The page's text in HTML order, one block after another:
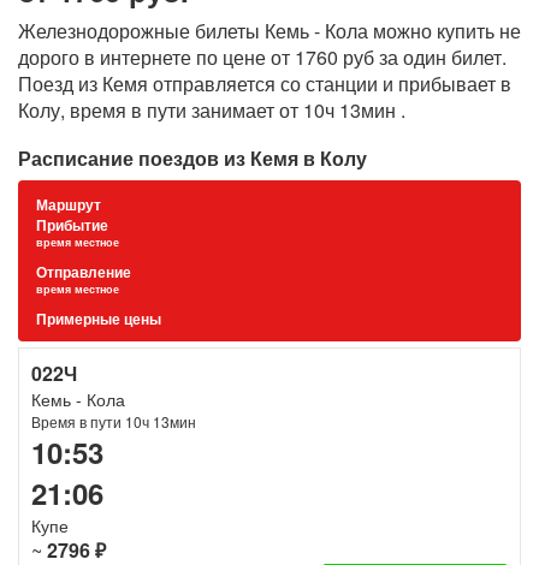
Железнодорожные билеты Кемь - Кола можно купить не
дорого в интернете по цене от 1760 руб за один билет.
Поезд из Кемя отправляется со станции и прибывает в
Колу, время в пути занимает от 10ч 13мин .
Расписание поездов из Кемя в Колу
Маршрут
Прибытие
время местное
Отправление
время местное
Примерные цены
022Ч
Кемь - Кола
Время в пути 10ч 13мин
10:53
21:06
Купе
~ 2796 ₽